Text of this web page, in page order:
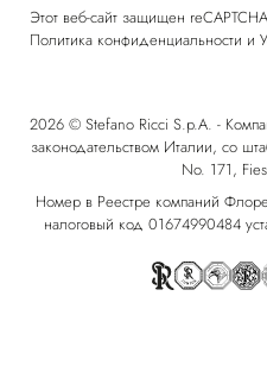
Этот веб-сайт защищен
Политика конфиденциальности и
2026 © Stefano Ricci S.p.A. -
законодательством Италии, со
No. 171,
Номер в Реестре компаний
налоговый код 01674990484